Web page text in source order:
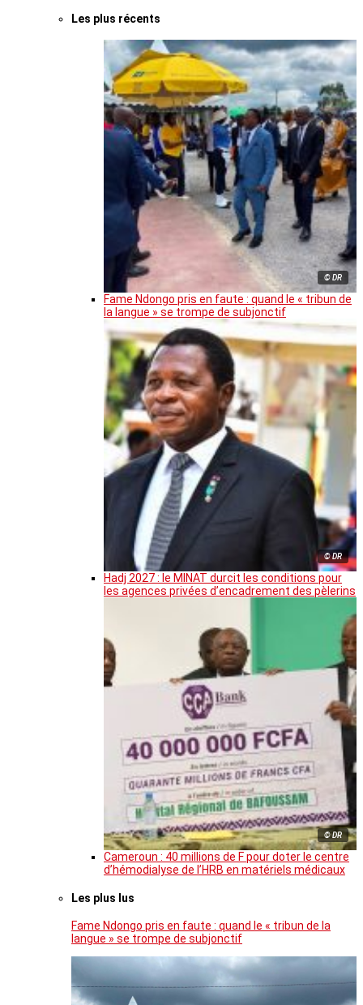
Les plus récents
© DR
Fame Ndongo pris en faute : quand le « tribun de
la langue » se trompe de subjonctif
© DR
Hadj 2027 : le MINAT durcit les conditions pour
les agences privées d’encadrement des pèlerins
© DR
Cameroun : 40 millions de F pour doter le centre
d’hémodialyse de l’HRB en matériels médicaux
Les plus lus
Fame Ndongo pris en faute : quand le « tribun de la
langue » se trompe de subjonctif